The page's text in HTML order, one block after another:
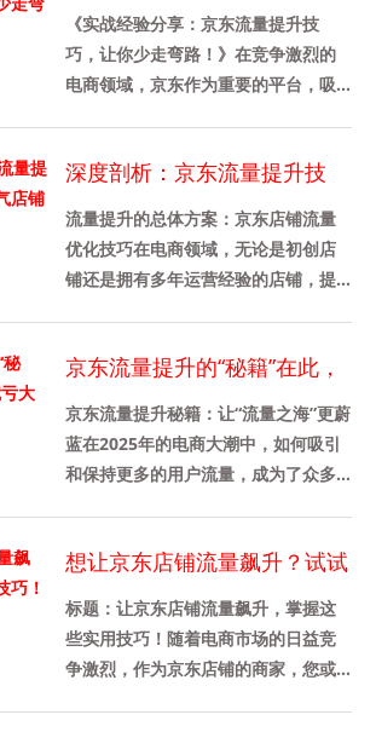
技巧，让你少走弯路！
《实战经验分享：京东流量提升技
巧，让你少走弯路！》在竞争激烈的
电商领域，京东作为重要的平台，吸
颖......
深度剖析：京东流量提升技
巧，打造高人气店铺必备！
流量提升的总体方案：京东店铺流量
优化技巧在电商领域，无论是初创店
铺还是拥有多年运营经验的店铺，提
京东流量提升的“秘籍”在此，
错过可就亏大了！
京东流量提升秘籍：让“流量之海”更蔚
蓝在2025年的电商大潮中，如何吸引
和保持更多的用户流量，成为了众多
想让京东店铺流量飙升？试试
这些实用技巧！
标题：让京东店铺流量飙升，掌握这
些实用技巧！随着电商市场的日益竞
争激烈，作为京东店铺的商家，您或